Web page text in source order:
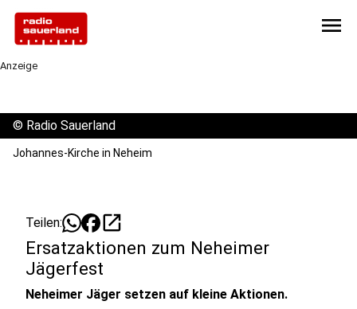
menu
Anzeige
© Radio Sauerland
Johannes-Kirche in Neheim
Teilen: open_in_new
Ersatzaktionen zum Neheimer
Jägerfest
Neheimer Jäger setzen auf kleine Aktionen.